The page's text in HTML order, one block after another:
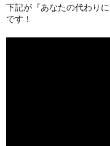
下記が『あなたの代わり
です！